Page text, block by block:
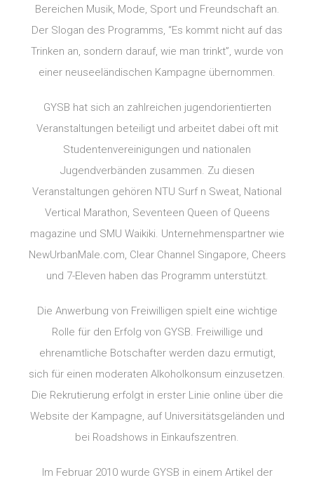
Bereichen Musik, Mode, Sport und Freundschaft an.
Der Slogan des Programms, “Es kommt nicht auf das
Trinken an, sondern darauf, wie man trinkt”, wurde von
einer neuseeländischen Kampagne übernommen.
GYSB hat sich an zahlreichen jugendorientierten
Veranstaltungen beteiligt und arbeitet dabei oft mit
Studentenvereinigungen und nationalen
Jugendverbänden zusammen. Zu diesen
Veranstaltungen gehören NTU Surf n Sweat, National
Vertical Marathon, Seventeen Queen of Queens
magazine und SMU Waikiki. Unternehmenspartner wie
NewUrbanMale.com, Clear Channel Singapore, Cheers
und 7-Eleven haben das Programm unterstützt.
Die Anwerbung von Freiwilligen spielt eine wichtige
Rolle für den Erfolg von GYSB. Freiwillige und
ehrenamtliche Botschafter werden dazu ermutigt,
sich für einen moderaten Alkoholkonsum einzusetzen.
Die Rekrutierung erfolgt in erster Linie online über die
Website der Kampagne, auf Universitätsgeländen und
bei Roadshows in Einkaufszentren.
Im Februar 2010 wurde GYSB in einem Artikel der